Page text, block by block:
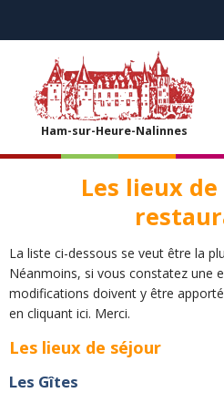
Ham-sur-Heure-Nalinnes
Les lieux
La liste ci-dessous se veut être la
Néanmoins, si vous constatez une
modifications doivent y être
en cliquant ici. Merci.
Les lieux de séjour
Les Gîtes